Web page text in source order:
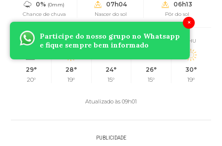
×
Participe do nosso grupo no Whatsapp
e fique sempre bem informado
0% (0mm)
Chance de chuva
07h04
Nascer do sol
06h13
Pôr do sol
SUN
29°
20°
MON
28°
19°
TUE
24°
15°
26°
15°
THU
30°
19°
Atualizado às 09h01
PUBLICIDADE